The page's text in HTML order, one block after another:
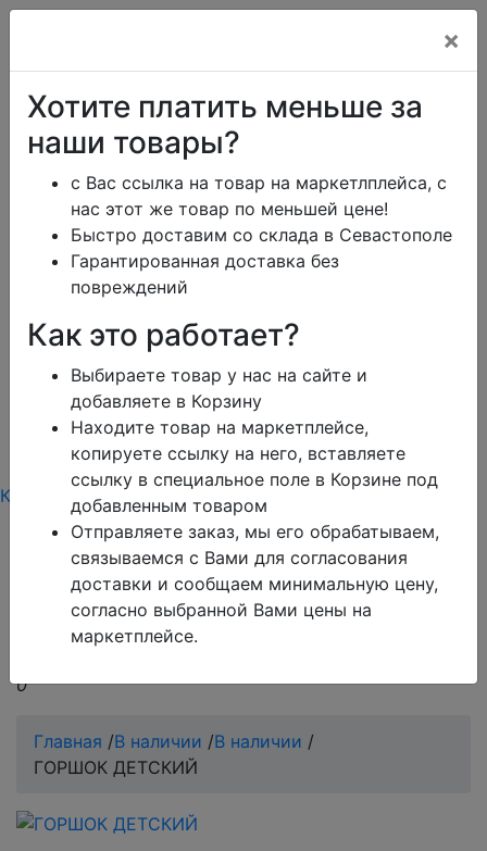
+7 (978) 700-14-55
ikeaDos@mail.ru
ГлавнаяКаталогТарифы Помощь
Сроки доставки
Обмен и возврат
Блог
Контакты
режим работы
Корзина0
Каталог
Тарифы Контакты режим работы
Обратите внимание! Поиск работает только по
товарам, которые есть в базе сайта.
Если Вы не нашли то, что Вы ищите, обратитесь в
0
Главная /В наличии /В наличии /
ГОРШОК ДЕТСКИЙ
×
Хотите платить меньше за
наши товары?
с Вас ссылка на товар на маркетлплейса, с
нас этот же товар по меньшей цене!
Быстро доставим со склада в Севастополе
Гарантированная доставка без
повреждений
Как это работает?
Выбираете товар у нас на сайте и
добавляете в Корзину
Находите товар на маркетплейсе,
копируете ссылку на него, вставляете
ссылку в специальное поле в Корзине под
добавленным товаром
Отправляете заказ, мы его обрабатываем,
связываемся с Вами для согласования
доставки и сообщаем минимальную цену,
согласно выбранной Вами цены на
маркетплейсе.